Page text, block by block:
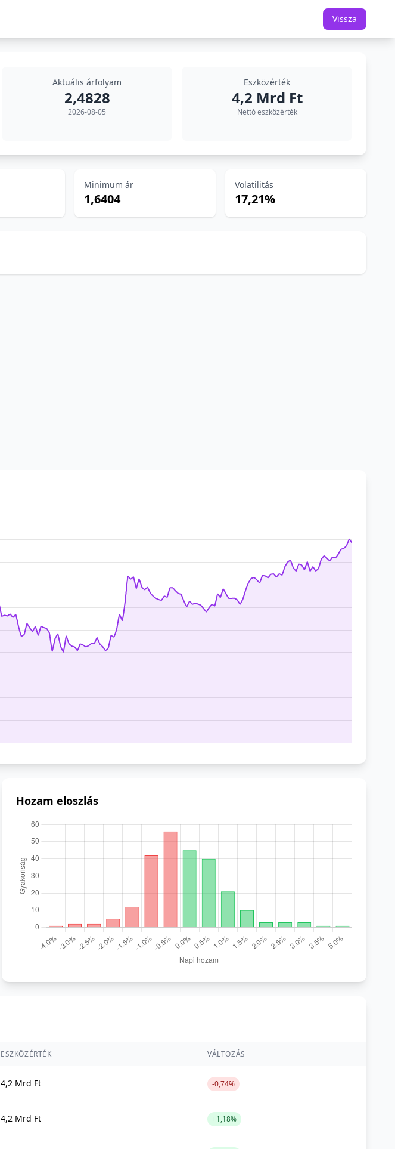
Vissza
Aktuális árfolyam
2,4828
2026-08-05
Eszközérték
4,2 Mrd Ft
Nettó eszközérték
Minimum ár
1,6404
Volatilitás
17,21%
Hozam eloszlás
ESZKÖZÉRTÉK VÁLTOZÁS
4,2 Mrd Ft -0,74%
4,2 Mrd Ft +1,18%